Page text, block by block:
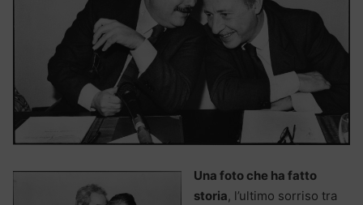
Una foto che ha fatto
storia, l’ultimo sorriso tra